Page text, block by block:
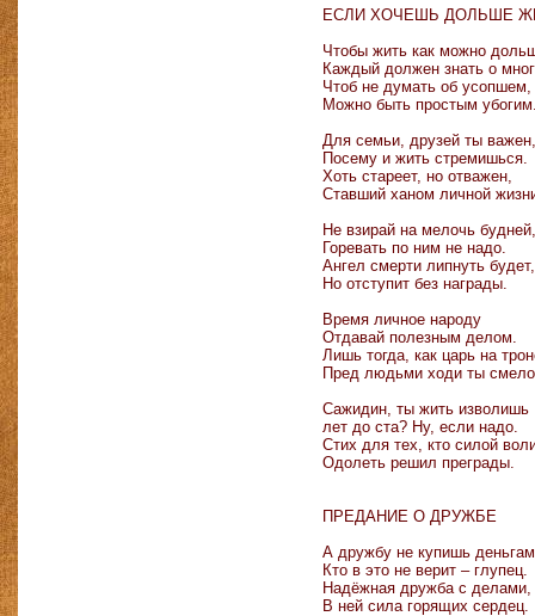
ЕСЛИ ХОЧЕШЬ ДОЛЬШЕ
Чтобы жить как можно
Каждый должен знать о
Чтоб не думать об усопшем,
Можно быть простым
Для семьи, друзей ты важен,
Посему и жить стремишься.
Хоть стареет, но отважен,
Ставший ханом личной
Не взирай на мелочь будней,
Горевать по ним не надо.
Ангел смерти липнуть будет,
Но отступит без награды.
Время личное народу
Отдавай полезным делом.
Лишь тогда, как царь на
Пред людьми ходи ты
Сажидин, ты жить изволишь
лет до ста? Ну, если надо.
Стих для тех, кто силой
Одолеть решил преграды.
ПРЕДАНИЕ О ДРУЖБЕ
А дружбу не купишь
Кто в это не верит – глупец.
Надёжная дружба с делами,
В ней сила горящих сердец.